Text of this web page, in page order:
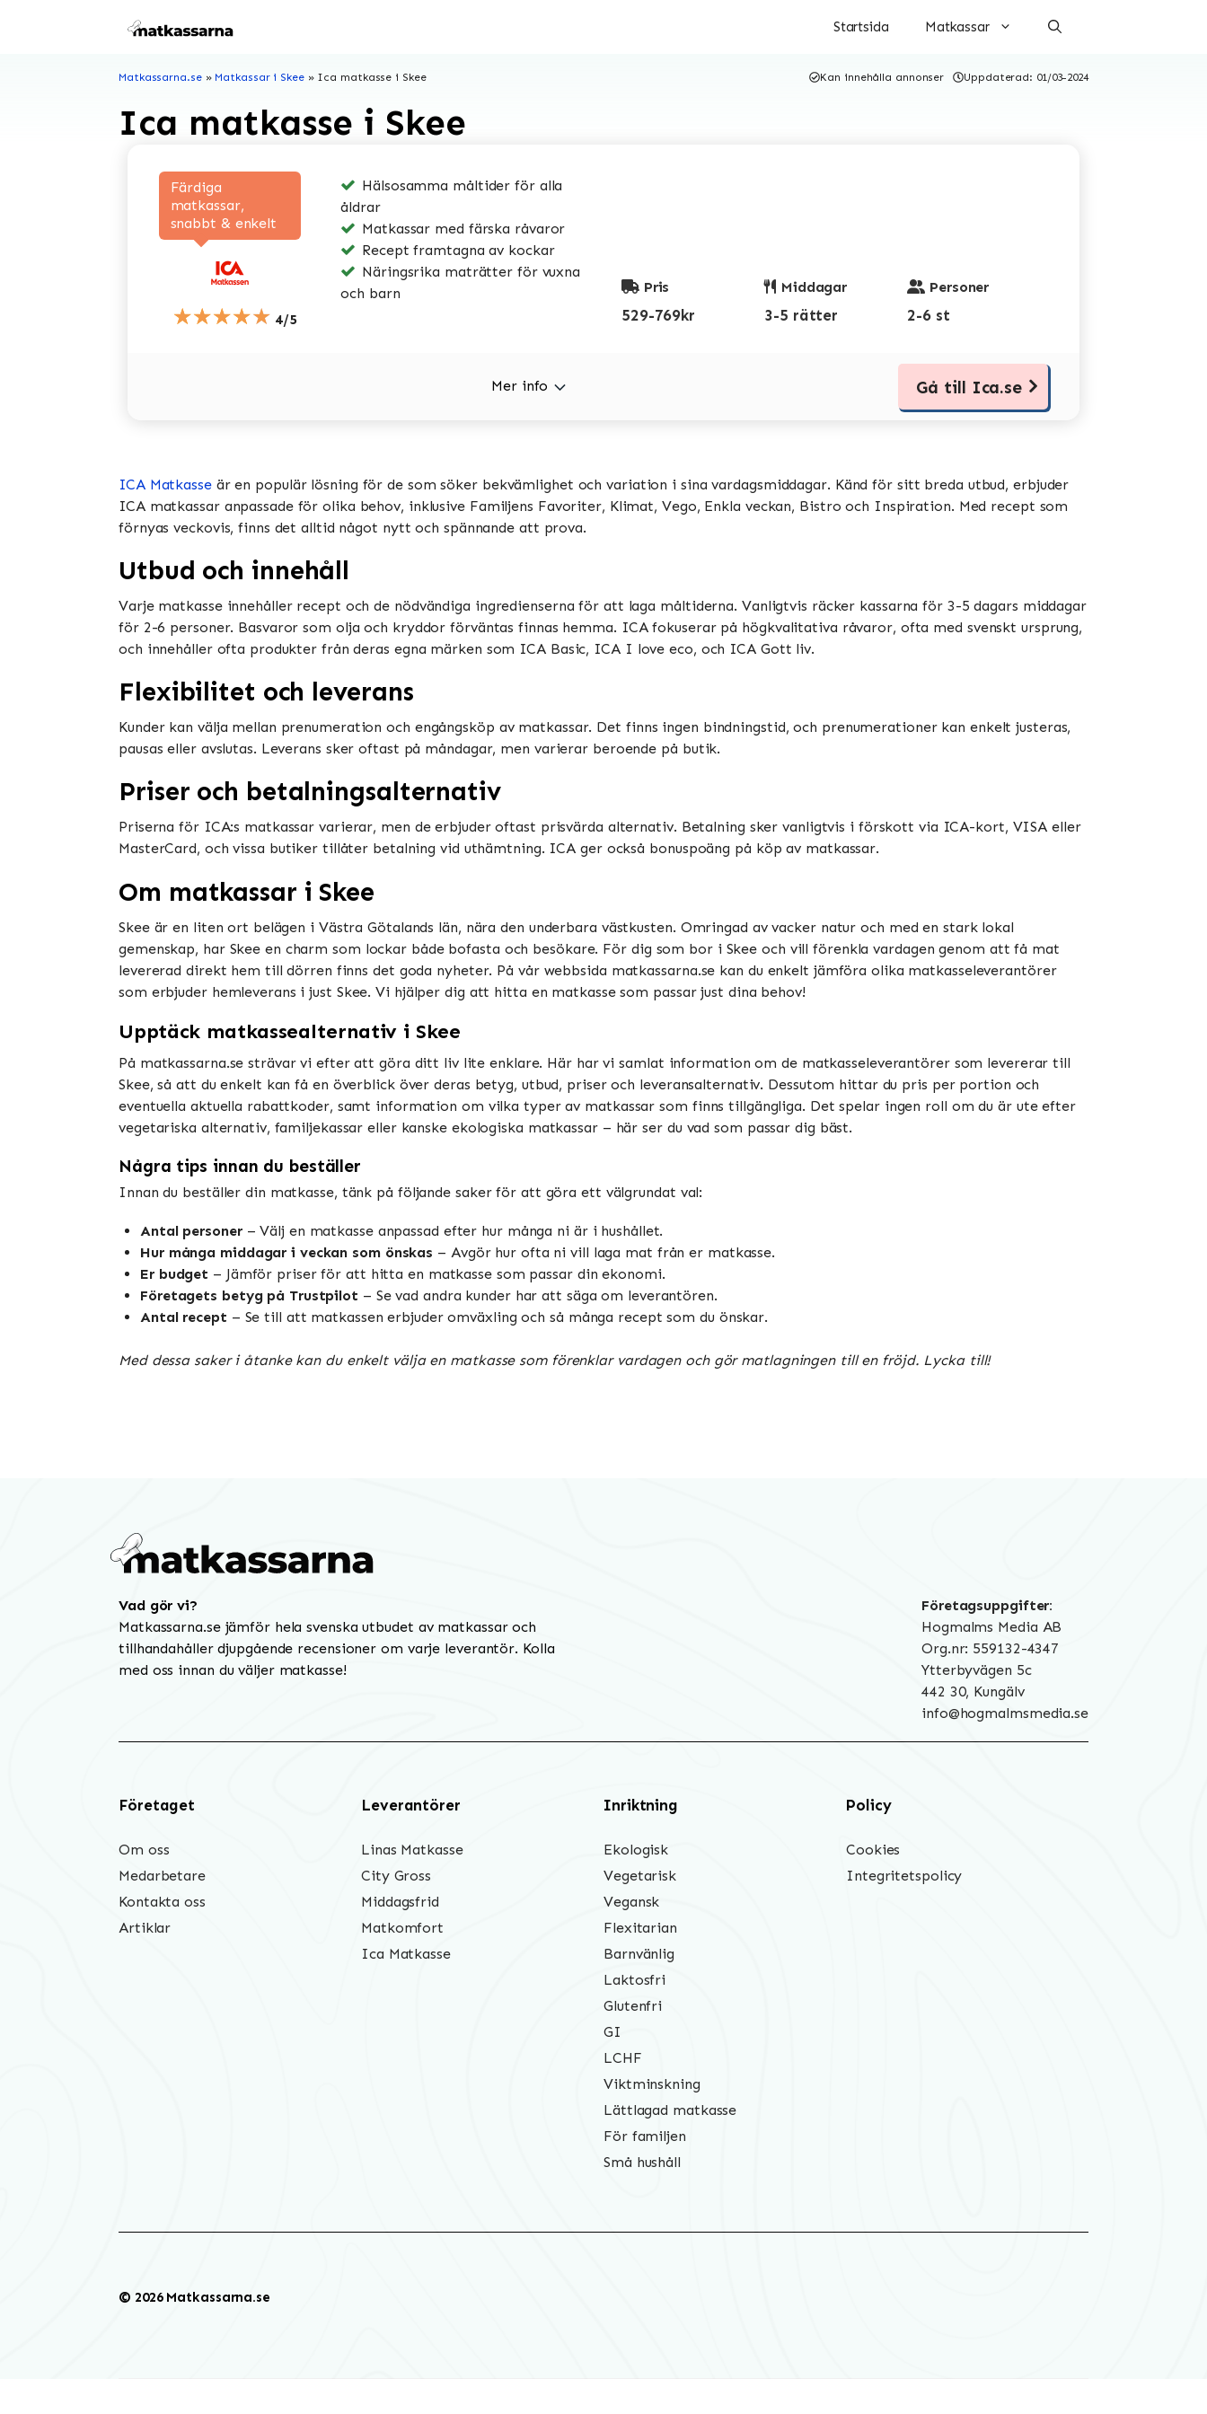
Startsida Matkassar
Matkassarna.se» Matkassar i Skee» Ica matkasse i Skee Kan innehålla annonser Uppdaterad: 01/03-2024
Ica matkasse i Skee
Färdiga
matkassar,
snabbt & enkelt
★★★★★ 4/5
Hälsosamma måltider för alla
åldrar
Matkassar med färska råvaror
Recept framtagna av kockar
Näringsrika maträtter för vuxna
och barn
Pris
529-769kr
Middagar
3-5 rätter
Personer
2-6 st
Mer info Gå till Ica.se
ICA Matkasseär en populär lösning för de som söker bekvämlighet och variation i sina vardagsmiddagar. Känd för sitt breda utbud, erbjuder
ICA matkassar anpassade för olika behov, inklusive Familjens Favoriter, Klimat, Vego, Enkla veckan, Bistro och Inspiration​​​​. Med recept som
förnyas veckovis, finns det alltid något nytt och spännande att prova​​.
Utbud och innehåll
Varje matkasse innehåller recept och de nödvändiga ingredienserna för att laga måltiderna. Vanligtvis räcker kassarna för 3-5 dagars middagar
för 2-6 personer. Basvaror som olja och kryddor förväntas finnas hemma​​. ICA fokuserar på högkvalitativa råvaror, ofta med svenskt ursprung,
och innehåller ofta produkter från deras egna märken som ICA Basic, ICA I love eco, och ICA Gott liv​​.
Flexibilitet och leverans
Kunder kan välja mellan prenumeration och engångsköp av matkassar. Det finns ingen bindningstid, och prenumerationer kan enkelt justeras,
pausas eller avslutas. Leverans sker oftast på måndagar, men varierar beroende på butik​​​​.
Priser och betalningsalternativ
Priserna för ICA:s matkassar varierar, men de erbjuder oftast prisvärda alternativ. Betalning sker vanligtvis i förskott via ICA-kort, VISA eller
MasterCard, och vissa butiker tillåter betalning vid uthämtning. ICA ger också bonuspoäng på köp av matkassar​​.
Om matkassar i Skee
Skee är en liten ort belägen i Västra Götalands län, nära den underbara västkusten. Omringad av vacker natur och med en stark lokal
gemenskap, har Skee en charm som lockar både bofasta och besökare. För dig som bor i Skee och vill förenkla vardagen genom att få mat
levererad direkt hem till dörren finns det goda nyheter. På vår webbsida matkassarna.se kan du enkelt jämföra olika matkasseleverantörer
som erbjuder hemleverans i just Skee. Vi hjälper dig att hitta en matkasse som passar just dina behov!
Upptäck matkassealternativ i Skee
På matkassarna.se strävar vi efter att göra ditt liv lite enklare. Här har vi samlat information om de matkasseleverantörer som levererar till
Skee, så att du enkelt kan få en överblick över deras betyg, utbud, priser och leveransalternativ. Dessutom hittar du pris per portion och
eventuella aktuella rabattkoder, samt information om vilka typer av matkassar som finns tillgängliga. Det spelar ingen roll om du är ute efter
vegetariska alternativ, familjekassar eller kanske ekologiska matkassar – här ser du vad som passar dig bäst.
Några tips innan du beställer
Innan du beställer din matkasse, tänk på följande saker för att göra ett välgrundat val:
Antal personer– Välj en matkasse anpassad efter hur många ni är i hushållet.
Hur många middagar i veckan som önskas – Avgör hur ofta ni vill laga mat från er matkasse.
Er budget – Jämför priser för att hitta en matkasse som passar din ekonomi.
Företagets betyg på Trustpilot – Se vad andra kunder har att säga om leverantören.
Antal recept – Se till att matkassen erbjuder omväxling och så många recept som du önskar.
Med dessa saker i åtanke kan du enkelt välja en matkasse som förenklar vardagen och gör matlagningen till en fröjd. Lycka till!
Vad gör vi?
Matkassarna.se jämför hela svenska utbudet av matkassar och
tillhandahåller djupgående recensioner om varje leverantör. Kolla
med oss innan du väljer matkasse!
Företagsuppgifter:
Hogmalms Media AB
Org.nr: 559132-4347
Ytterbyvägen 5c
442 30, Kungälv
info@hogmalmsmedia.se
Företaget
Om oss
Medarbetare
Kontakta oss
Artiklar
Leverantörer
Linas Matkasse
City Gross
Middagsfrid
Matkomfort
Ica Matkasse
Inriktning
Ekologisk
Vegetarisk
Vegansk
Flexitarian
Barnvänlig
Laktosfri
Glutenfri
GI
LCHF
Viktminskning
Lättlagad matkasse
För familjen
Små hushåll
Policy
Cookies
Integritetspolicy
© 2026 Matkassarna.se